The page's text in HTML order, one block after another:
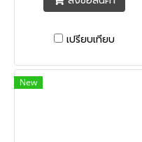
เปรียบเทียบ
New